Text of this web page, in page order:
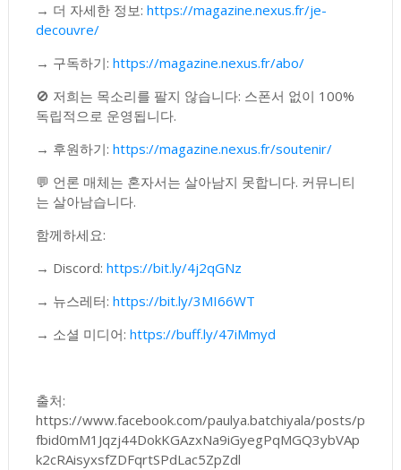
→ 더 자세한 정보: https://magazine.nexus.fr/je-
decouvre/
→ 구독하기: https://magazine.nexus.fr/abo/
🚫 저희는 목소리를 팔지 않습니다: 스폰서 없이 100%
독립적으로 운영됩니다.
→ 후원하기: https://magazine.nexus.fr/soutenir/
💬 언론 매체는 혼자서는 살아남지 못합니다. 커뮤니티
는 살아남습니다.
함께하세요:
→ Discord: https://bit.ly/4j2qGNz
→ 뉴스레터: https://bit.ly/3MI66WT
→ 소셜 미디어: https://buff.ly/47iMmyd
출처:
https://www.facebook.com/paulya.batchiyala/posts/p
fbid0mM1Jqzj44DokKGAzxNa9iGyegPqMGQ3ybVAp
k2cRAisyxsfZDFqrtSPdLac5ZpZdl